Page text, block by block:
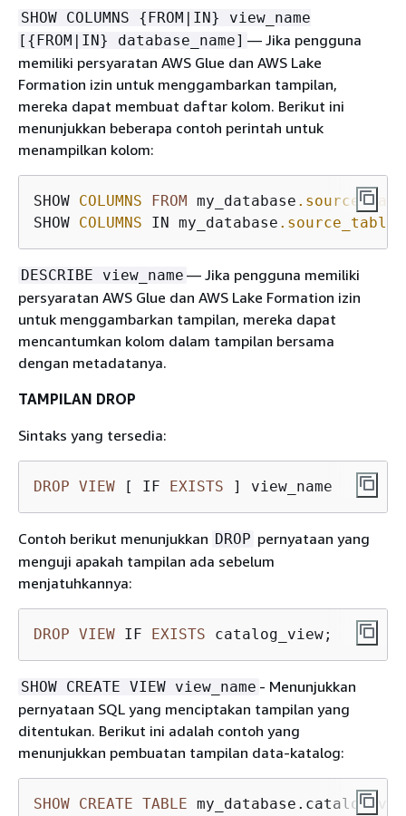
SHOW COLUMNS {FROM|IN} view_name
[ {FROM|IN} database_name] — Jika pengguna
memiliki persyaratan AWS Glue dan AWS Lake
Formation izin untuk menggambarkan tampilan,
mereka dapat membuat daftar kolom. Berikut ini
menunjukkan beberapa contoh perintah untuk
menampilkan kolom:
SHOW COLUMNS FROM my_database
SHOW COLUMNS IN my_database .source_table
DESCRIBE view_name — Jika pengguna memiliki
persyaratan AWS Glue dan AWS Lake Formation izin
untuk menggambarkan tampilan, mereka dapat
mencantumkan kolom dalam tampilan bersama
dengan metadatanya.
TAMPILAN DROP
Sintaks yang tersedia:
DROP VIEW [ IF EXISTS ] view_name
Contoh berikut menunjukkan DROP pernyataan yang
menguji apakah tampilan ada sebelum
menjatuhkannya:
DROP VIEW IF EXISTS catalog_view;
SHOW CREATE VIEW view_name - Menunjukkan
pernyataan SQL yang menciptakan tampilan yang
ditentukan. Berikut ini adalah contoh yang
menunjukkan pembuatan tampilan data-katalog:
SHOW CREATE TABLE